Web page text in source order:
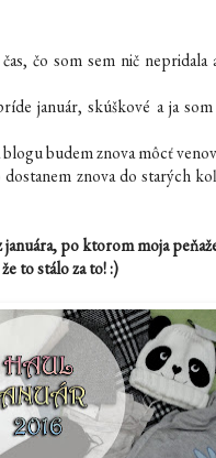
čo som sem nič nepridala
január, skúškové a ja
budem znova môcť
znova do starých
po ktorom moja
to stálo za to! :)